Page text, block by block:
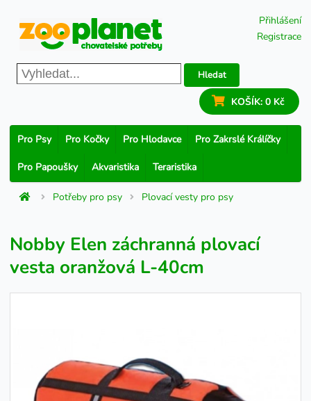
Přihlášení
Registrace
Hledat
KOŠÍK: 0 Kč
Pro Psy Pro Kočky Pro Hlodavce Pro Zakrslé Králíčky
Pro Papoušky Akvaristika Teraristika
Potřeby pro psy Plovací vesty pro psy
Nobby Elen záchranná plovací
vesta oranžová L-40cm